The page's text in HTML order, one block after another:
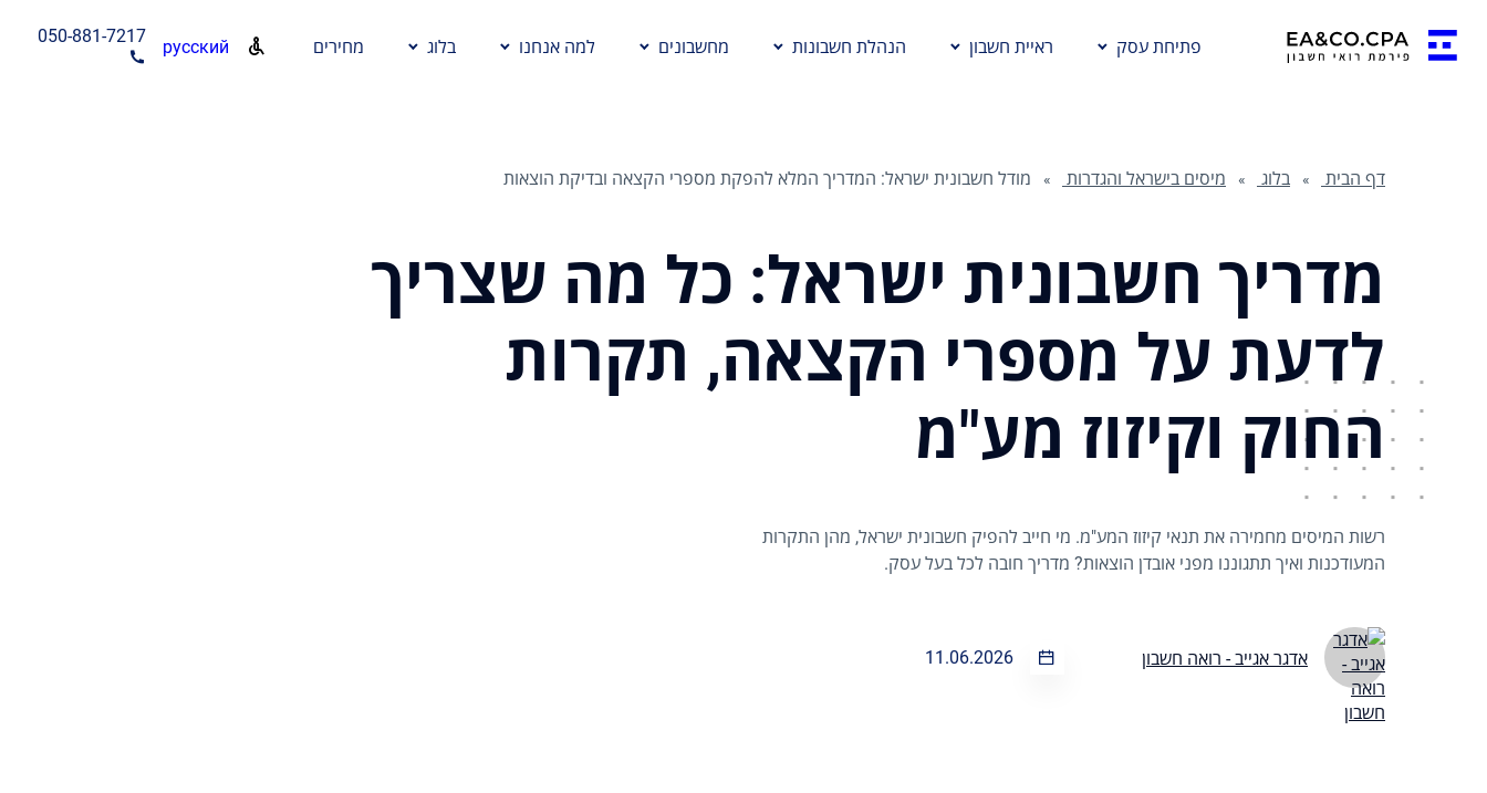
פתיחת עסק ראיית חשבון הנהלת חשבונות מחשבונים למה אנחנו בלוג מחירים русский
050-881-7217
דף הבית בלוג מיסים בישראל והגדרות מודל חשבונית ישראל: המדריך המלא להפקת מספרי הקצאה ובדיקת הוצאות
מדריך חשבונית ישראל: כל מה שצריך
לדעת על מספרי הקצאה, תקרות
החוק וקיזוז מע"מ
רשות המיסים מחמירה את תנאי קיזוז המע"מ. מי חייב להפיק חשבונית ישראל, מהן התקרות
המעודכנות ואיך תתגוננו מפני אובדן הוצאות? מדריך חובה לכל בעל עסק.
אדגר אגייב - רואה חשבון 11.06.2026